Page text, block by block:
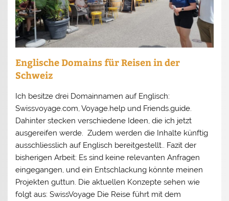
Englische Domains für Reisen in der
Schweiz
Ich besitze drei Domainnamen auf Englisch:
Swissvoyage.com, Voyage.help und Friends.guide.
Dahinter stecken verschiedene Ideen, die ich jetzt
ausgereifen werde. Zudem werden die Inhalte künftig
ausschliesslich auf Englisch bereitgestellt.. Fazit der
bisherigen Arbeit: Es sind keine relevanten Anfragen
eingegangen, und ein Entschlackung könnte meinen
Projekten guttun. Die aktuellen Konzepte sehen wie
folgt aus: SwissVoyage Die Reise führt mit dem